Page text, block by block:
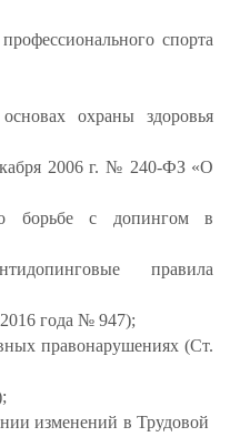
спорта
охраны здоровья
2006 г. № 240-ФЗ «О
борьбе с допингом в
правила
года № 947);
правонарушениях (Ст.
изменений в Трудовой